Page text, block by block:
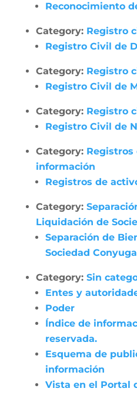
Reconocimiento
Category: Registro
Registro Civil de
Category: Registro
Registro Civil de
Category: Registro
Registro Civil de
Category: Registros
información
Registros de
Category:
Liquidación de
Separación de
Sociedad
Category: Sin
Entes y
Poder
Índice de
reservada.
Esquema de
información
Vista en el Portal